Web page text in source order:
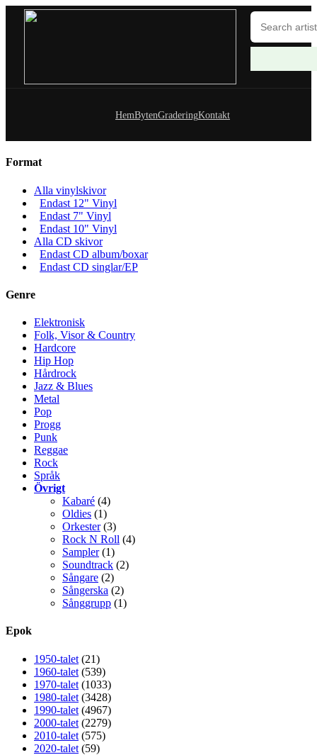
HemBytenGraderingKontakt
Format
Alla vinylskivor
Endast 12" Vinyl
Endast 7" Vinyl
Endast 10" Vinyl
Alla CD skivor
Endast CD album/boxar
Endast CD singlar/EP
Genre
Elektronisk
Folk, Visor & Country
Hardcore
Hip Hop
Hårdrock
Jazz & Blues
Metal
Pop
Progg
Punk
Reggae
Rock
Språk
Övrigt
Kabaré (4)
Oldies (1)
Orkester(3)
Rock N Roll (4)
Sampler(1)
Soundtrack (2)
Sångare (2)
Sångerska (2)
Sånggrupp (1)
Epok
1950-talet (21)
1960-talet (539)
1970-talet (1033)
1980-talet (3428)
1990-talet (4967)
2000-talet (2279)
2010-talet (575)
2020-talet (59)